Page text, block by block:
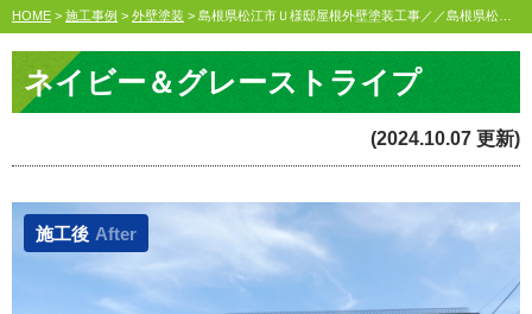
HOME > 施工事例 > 外壁塗装 > 島根県松江市Ｕ様邸屋根外壁塗装工事／／島根県松江市・出雲市…
ネイビー＆グレーストライプ
(2024.10.07 更新)
施工後 After